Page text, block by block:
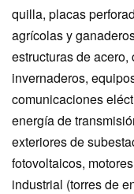
quilla, placas
agrícolas y
estructuras de
invernaderos,
comunicaciones
energía de
exteriores de
fotovoltaicos,
industrial (torres de